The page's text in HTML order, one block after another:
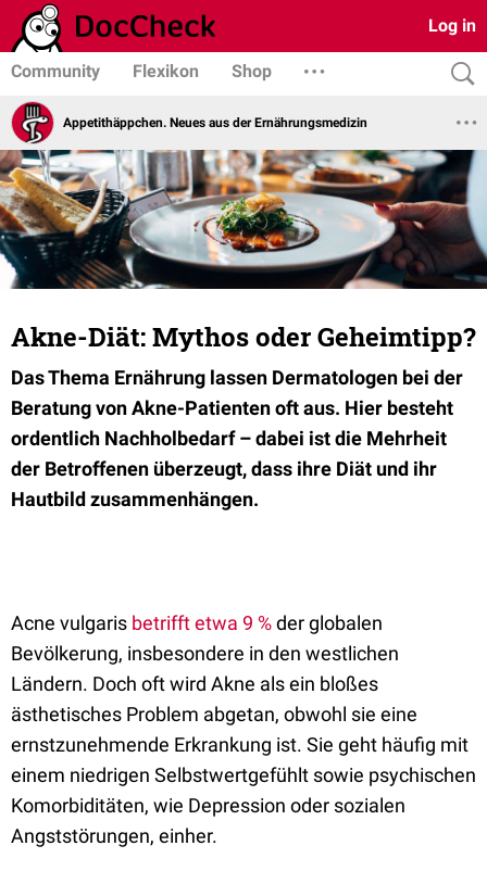
Log in
Community Flexikon Shop
Appetithäppchen. Neues aus der Ernährungsmedizin
Akne-Diät: Mythos oder Geheimtipp?
Das Thema Ernährung lassen Dermatologen bei der
Beratung von Akne-Patienten oft aus. Hier besteht
ordentlich Nachholbedarf – dabei ist die Mehrheit
der Betroffenen überzeugt, dass ihre Diät und ihr
Hautbild zusammenhängen.
Acne vulgaris betrifft etwa 9 %der globalen
Bevölkerung, insbesondere in den westlichen
Ländern. Doch oft wird Akne als ein bloßes
ästhetisches Problem abgetan, obwohl sie eine
ernstzunehmende Erkrankung ist. Sie geht häufig mit
einem niedrigen Selbstwertgefühlt sowie psychischen
Komorbiditäten, wie Depression oder sozialen
Angststörungen, einher.